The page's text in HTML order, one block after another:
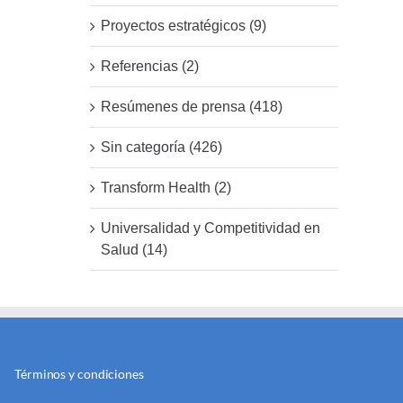
Proyectos estratégicos (9)
Referencias (2)
Resúmenes de prensa (418)
Sin categoría (426)
Transform Health (2)
Universalidad y Competitividad en
Salud (14)
Términos y condiciones